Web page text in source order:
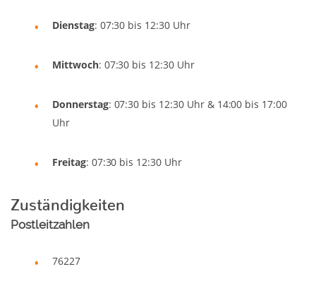
Dienstag: 07:30 bis 12:30 Uhr
Mittwoch: 07:30 bis 12:30 Uhr
Donnerstag: 07:30 bis 12:30 Uhr & 14:00 bis 17:00
Uhr
Freitag: 07:30 bis 12:30 Uhr
Zuständigkeiten
Postleitzahlen
76227